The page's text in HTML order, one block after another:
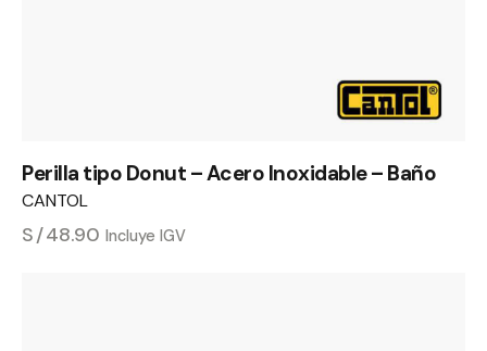
Perilla tipo Donut – Acero Inoxidable – Baño
CANTOL
S/48.90 Incluye IGV